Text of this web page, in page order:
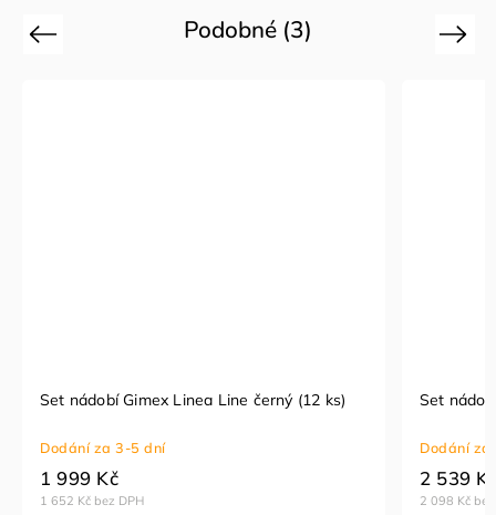
Podobné (3)
Previous
Set nádobí Gimex Linea Line černý (12 ks)
Dodání za 3-5 dní
1 652 Kč bez DPH
1 999 Kč
Set
Dodání
2 098 Kč
2 539
Next